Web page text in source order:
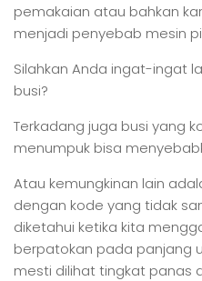
pemakaian atau bahkan
menjadi penyebab mesin
Silahkan Anda ingat-ingat
busi?
Terkadang juga busi yang
menumpuk bisa
Atau kemungkinan lain
dengan kode yang tidak
diketahui ketika kita
berpatokan pada panjang
mesti dilihat tingkat panas